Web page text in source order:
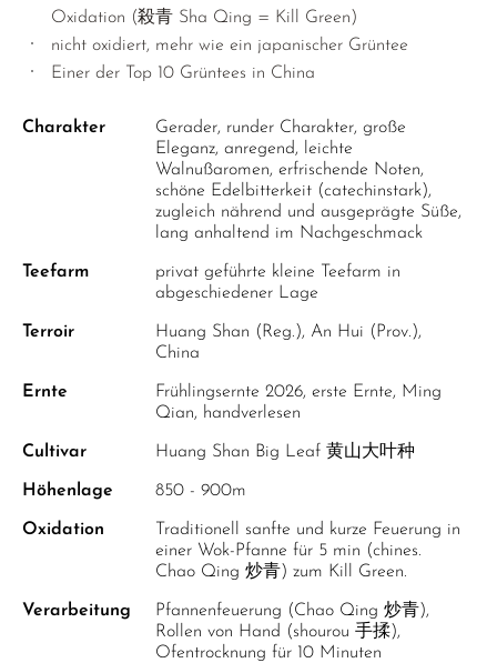
TENCHA
Oxidation (殺青 Sha Qing = Kill Green)
nicht oxidiert, mehr wie ein japanischer Grüntee
Einer der Top 10 Grüntees in China
Charakter
Gerader, runder Charakter, große
Eleganz, anregend, leichte
Walnußaromen, erfrischende Noten,
schöne Edelbitterkeit (catechinstark),
zugleich nährend und ausgeprägte Süße,
lang anhaltend im Nachgeschmack
Teefarm
privat geführte kleine Teefarm in
abgeschiedener Lage
Terroir
Huang Shan (Reg.), An Hui (Prov.),
China
Ernte
Frühlingsernte 2026, erste Ernte, Ming
Qian, handverlesen
Cultivar Huang Shan Big Leaf 黄山大叶种
Höhenlage 850 - 900m
Oxidation
Traditionell sanfte und kurze Feuerung in
einer Wok-Pfanne für 5 min (chines.
Chao Qing 炒青) zum Kill Green.
Verarbeitung
Pfannenfeuerung (Chao Qing 炒青),
Rollen von Hand (shourou 手揉),
Ofentrocknung für 10 Minuten